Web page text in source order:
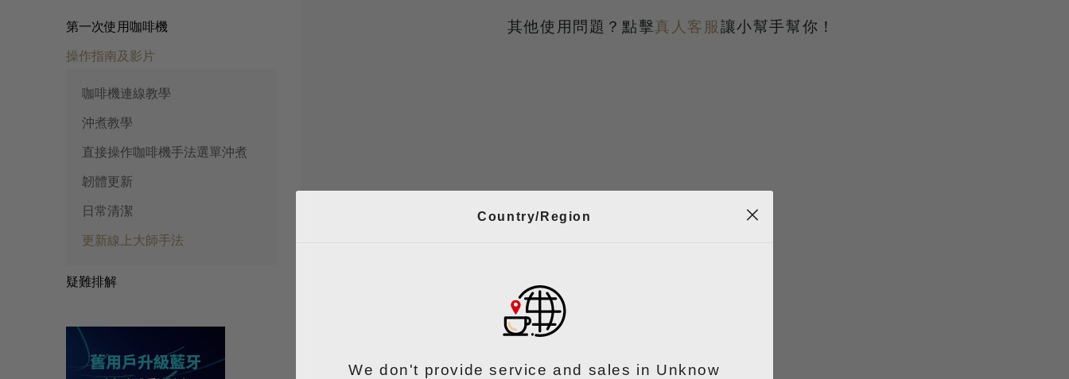
第一次使用咖啡機
操作指南及影片
咖啡機連線教學
沖煮教學
直接操作咖啡機手法選單沖煮
韌體更新
日常清潔
更新線上大師手法
疑難排解
透過咖啡機選單，選擇到「Recipe Update」後，按下中間[↲]鍵即會開始自動更新。
其他使用問題？點擊真人客服讓小幫手幫你！
Country/Region
We don't provide service and sales in Unknow